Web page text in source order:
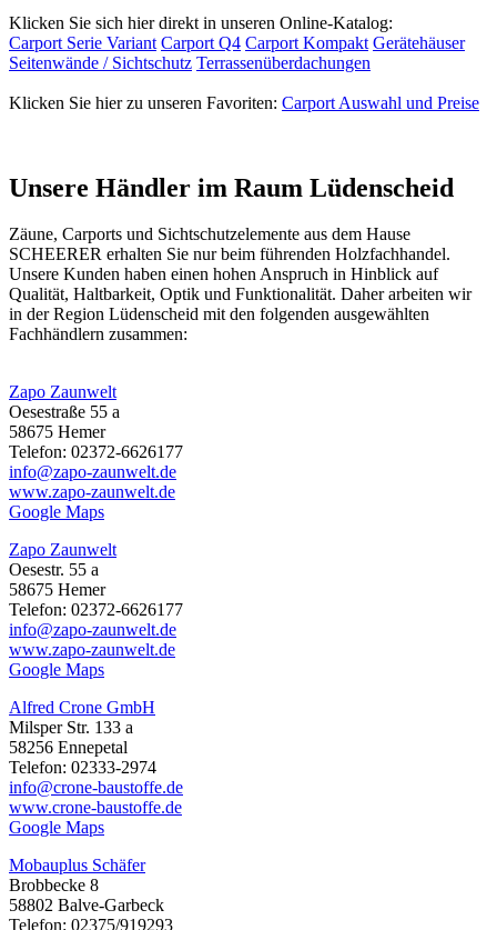
Klicken Sie sich hier direkt in unseren Online-Katalog:
Carport Serie Variant Carport Q4 Carport Kompakt Gerätehäuser
Seitenwände / Sichtschutz Terrassenüberdachungen
Klicken Sie hier zu unseren Favoriten: Carport Auswahl und Preise
Unsere Händler im Raum Lüdenscheid
Zäune, Carports und Sichtschutzelemente aus dem Hause
SCHEERER erhalten Sie nur beim führenden Holzfachhandel.
Unsere Kunden haben einen hohen Anspruch in Hinblick auf
Qualität, Haltbarkeit, Optik und Funktionalität. Daher arbeiten wir
in der Region Lüdenscheid mit den folgenden ausgewählten
Fachhändlern zusammen:
Zapo Zaunwelt
Oesestraße 55 a
58675 Hemer
Telefon: 02372-6626177
info@zapo-zaunwelt.de
www.zapo-zaunwelt.de
Google Maps
Zapo Zaunwelt
Oesestr. 55 a
58675 Hemer
Telefon: 02372-6626177
info@zapo-zaunwelt.de
www.zapo-zaunwelt.de
Google Maps
Alfred Crone GmbH
Milsper Str. 133 a
58256 Ennepetal
Telefon: 02333-2974
info@crone-baustoffe.de
www.crone-baustoffe.de
Google Maps
Mobauplus Schäfer
Brobbecke 8
58802 Balve-Garbeck
Telefon: 02375/919293